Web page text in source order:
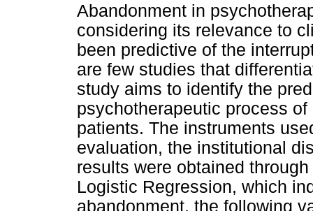
Abandonment in
considering its relevance to
been predictive of the
are few studies that
study aims to identify the
psychotherapeutic process
patients. The instruments
evaluation, the institutional
results were obtained
Logistic Regression, which
abandonment, the following